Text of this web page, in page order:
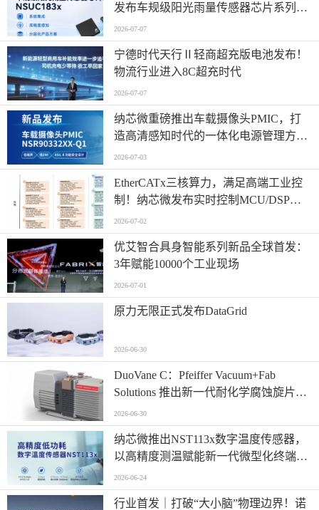
发布车规级阳光雨量传感器芯片系列
NSUC183x
2026-07-07
宁德时代天行Ⅱ轻商超充版电池发布！
物流行业进入8C超充时代
2026-07-07
纳芯微重磅推出车载摄像头PMIC，打
造高清感知时代的一体化电源管理方
案！
2026-07-03
EtherCATx三核算力，满足高端工业控
制！纳芯微发布实时控制MCU/DSP
NS800RTA7系列
2026-07-02
优艾智合具身智能系列新品全球首发：
3年赋能10000个工业现场
2026-07-01
原力无限正式发布DataGrid
2026-06-30
​DuoVane C：Pfeiffer Vacuum+Fab
Solutions 推出新一代耐化学腐蚀旋片真
空泵
2026-06-30
纳芯微推出NST113x数字温度传感器，
以高精度测温赋能新一代微型化终端设
计
2026-06-24
行业首发｜打破“大小脑”物理边界！诺